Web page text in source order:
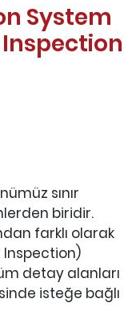
System
sınır
biridir.
farklı olarak
Inspection)
detay alanları
isteğe bağlı